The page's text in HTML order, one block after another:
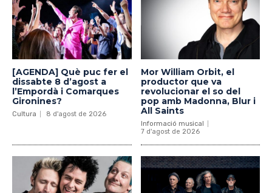
[AGENDA] Què puc fer el
dissabte 8 d’agost a
l’Empordà i Comarques
Gironines?
Cultura 8 d'agost de 2026
Mor William Orbit, el
productor que va
revolucionar el so del
pop amb Madonna, Blur i
All Saints
Informació musical
7 d'agost de 2026